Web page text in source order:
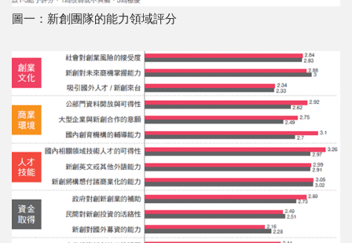
圖一：新創團隊的能力領域評分